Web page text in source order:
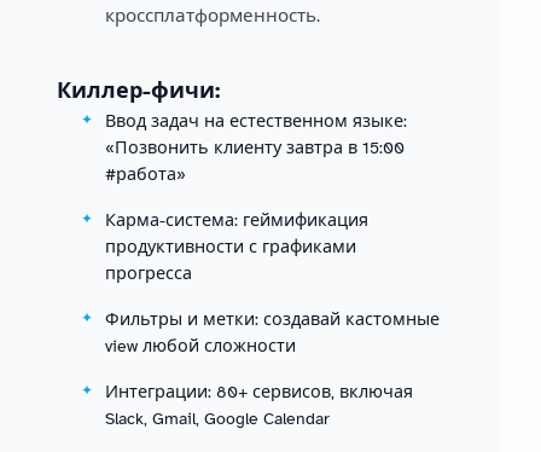
кроссплатформенность.
Киллер-фичи:
Ввод задач на естественном языке:
«Позвонить клиенту завтра в 15:00
#работа»
Карма-система: геймификация
продуктивности с графиками
прогресса
Фильтры и метки: создавай кастомные
view любой сложности
Интеграции: 80+ сервисов, включая
Slack, Gmail, Google Calendar